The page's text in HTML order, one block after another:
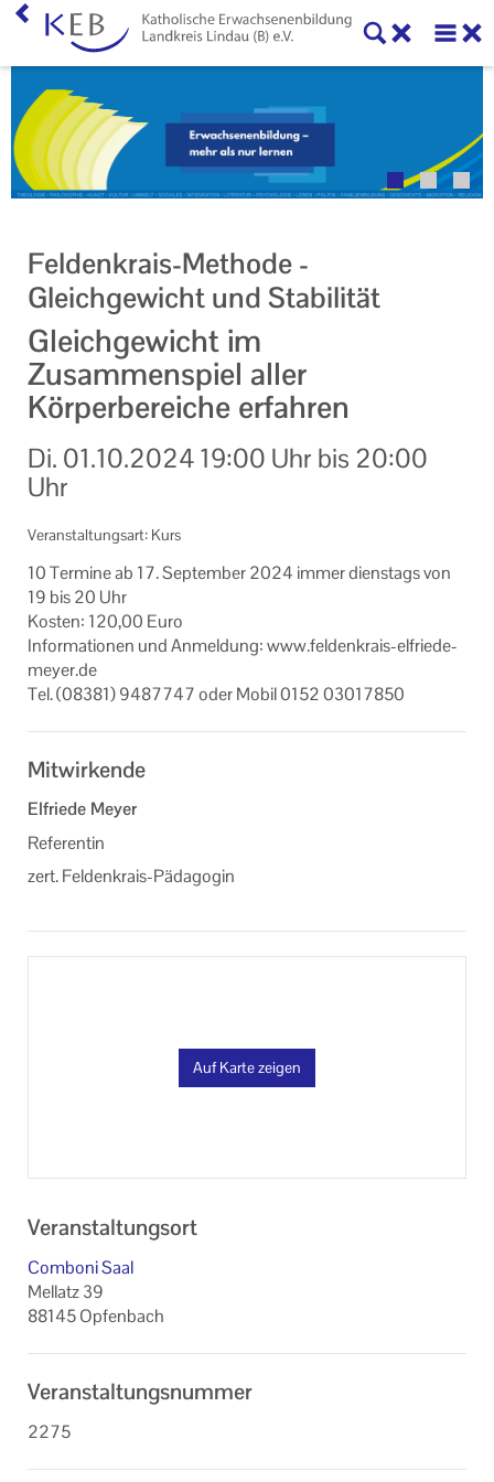
Feldenkrais-Methode -
Gleichgewicht und Stabilität
Gleichgewicht im
Zusammenspiel aller
Körperbereiche erfahren
Di. 01.10.202419:00 Uhr bis 20:00
Uhr
Veranstaltungsart: Kurs
10 Ter­mi­ne ab 17. Sep­tem­ber 2024 immer diens­tags von
19 bis 20 Uhr
Kos­ten: 120,00 Euro
In­for­ma­tio­nen und An­mel­dung: www.feldenkrais-​elfriede-
meyer.de
Tel. (08381) 9487747 oder Mobil 0152 03017850
Mitwirkende
Elfriede Meyer
Referentin
zert. Feldenkrais-Pädagogin
Auf Karte zeigen
Veranstaltungsort
Comboni Saal
Mellatz 39
88145 Opfenbach
Veranstaltungsnummer
2275
Veranstaltungen
Über uns
Neuigkeiten
Kontakt
Impressum
Datenschutzerklärung